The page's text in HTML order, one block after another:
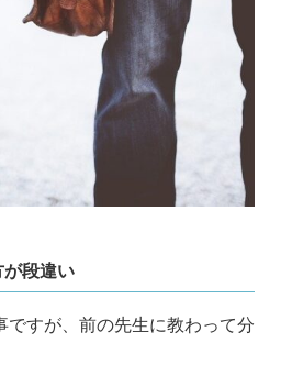
が段違い
ですが、前の先生に教わって分